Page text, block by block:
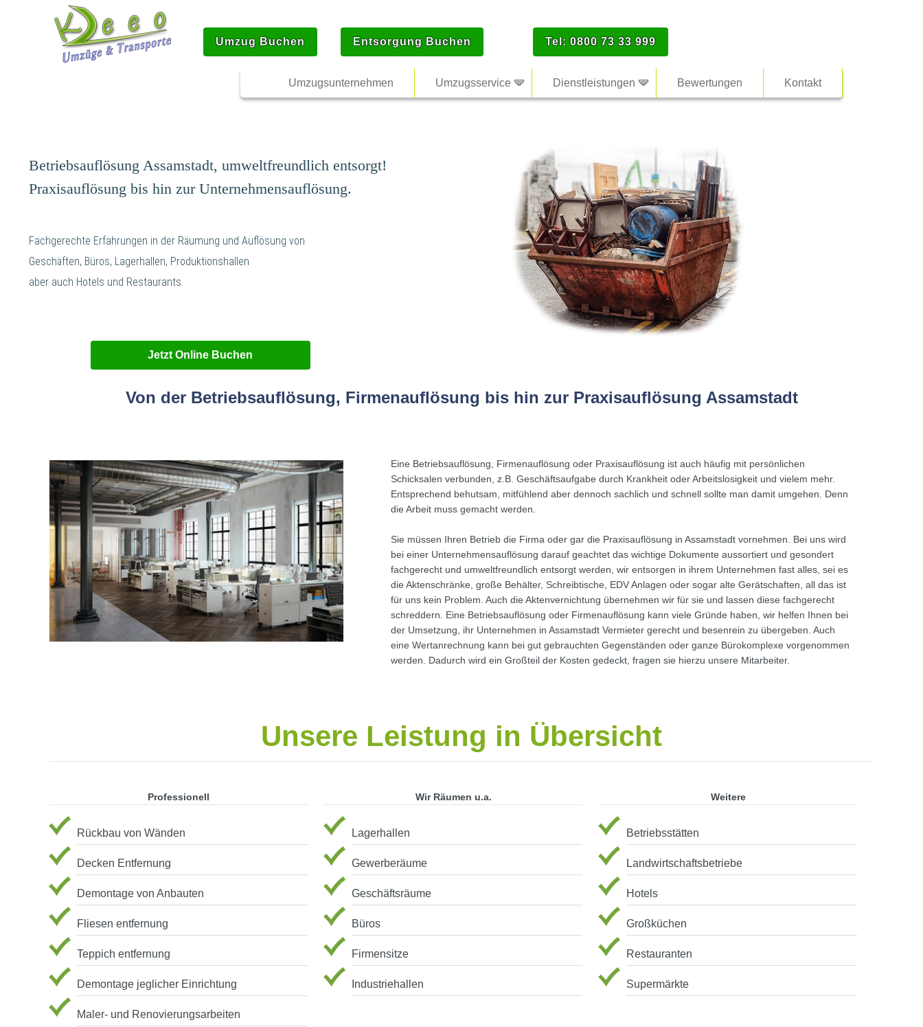
Umzug Buchen Entsorgung Buchen Tel: 0800 73 33 999
Umzugsunternehmen Umzugsservice Dienstleistungen Bewertungen Kontakt
Betriebsauflösung Assamstadt, umweltfreundlich entsorgt!
Praxisauflösung bis hin zur Unternehmensauflösung.
Fachgerechte Erfahrungen in der Räumung und Auflösung von
Geschäften, Büros, Lagerhallen, Produktionshallen
aber auch Hotels und Restaurants.
Jetzt Online Buchen
Von der Betriebsauflösung, Firmenauflösung bis hin zur Praxisauflösung Assamstadt
Eine Betriebsauflösung, Firmenauflösung oder Praxisauflösung ist auch häufig mit persönlichen
Schicksalen verbunden, z.B. Geschäftsaufgabe durch Krankheit oder Arbeitslosigkeit und vielem mehr.
Entsprechend behutsam, mitfühlend aber dennoch sachlich und schnell sollte man damit umgehen. Denn
die Arbeit muss gemacht werden.
Sie müssen Ihren Betrieb die Firma oder gar die Praxisauflösung in Assamstadt vornehmen. Bei uns wird
bei einer Unternehmensauflösung darauf geachtet das wichtige Dokumente aussortiert und gesondert
fachgerecht und umweltfreundlich entsorgt werden, wir entsorgen in ihrem Unternehmen fast alles, sei es
die Aktenschränke, große Behälter, Schreibtische, EDV Anlagen oder sogar alte Gerätschaften, all das ist
für uns kein Problem. Auch die Aktenvernichtung übernehmen wir für sie und lassen diese fachgerecht
schreddern. Eine Betriebsauflösung oder Firmenauflösung kann viele Gründe haben, wir helfen Ihnen bei
der Umsetzung, ihr Unternehmen in Assamstadt Vermieter gerecht und besenrein zu übergeben. Auch
eine Wertanrechnung kann bei gut gebrauchten Gegenständen oder ganze Bürokomplexe vorgenommen
werden. Dadurch wird ein Großteil der Kosten gedeckt, fragen sie hierzu unsere Mitarbeiter.
Unsere Leistung in Übersicht
Professionell
Rückbau von Wänden
Decken Entfernung
Demontage von Anbauten
Fliesen entfernung
Teppich entfernung
Demontage jeglicher Einrichtung
Maler- und Renovierungsarbeiten
Wir Räumen u.a.
Lagerhallen
Gewerberäume
Geschäftsräume
Büros
Firmensitze
Industriehallen
Weitere
Betriebsstätten
Landwirtschaftsbetriebe
Hotels
Großküchen
Restauranten
Supermärkte